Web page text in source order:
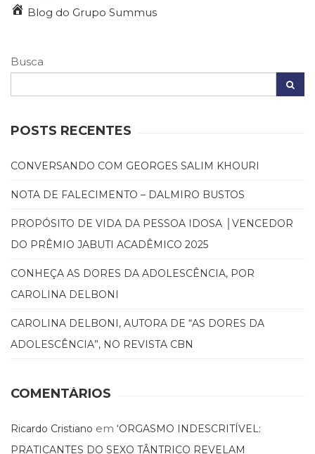
Religião,
Saúde
Sem
(0)
(22)
africanos
Terapia
Ocupacional
Treinamento
RH
(65)
(1)
(32)
Blog do Grupo Summus
Busca
POSTS RECENTES
CONVERSANDO COM GEORGES SALIM KHOURI
NOTA DE FALECIMENTO – DALMIRO BUSTOS
PROPÓSITO DE VIDA DA PESSOA IDOSA │VENCEDOR
DO PRÊMIO JABUTI ACADÊMICO 2025
CONHEÇA AS DORES DA ADOLESCÊNCIA, POR
CAROLINA DELBONI
CAROLINA DELBONI, AUTORA DE “AS DORES DA
ADOLESCÊNCIA”, NO REVISTA CBN
COMENTÁRIOS
Ricardo Cristiano em ‘ORGASMO INDESCRITÍVEL:
PRATICANTES DO SEXO TÂNTRICO REVELAM